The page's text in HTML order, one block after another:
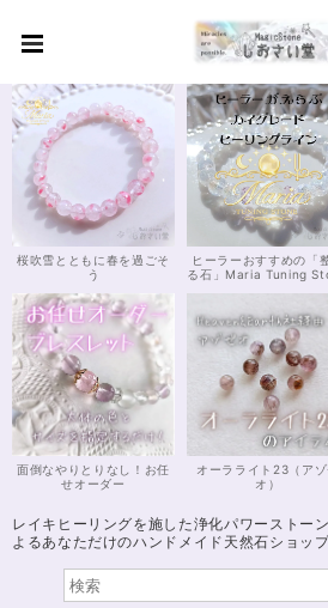
桜吹雪とともに春を過ごそ
う
ヒーラーおすすめの「
る石」Maria Tuning
面倒なやりとりなし！お任
せオーダー
オーラライト23（ア
オ）
レイキヒーリングを施した浄化パワーストー
よるあなただけのハンドメイド天然石ショッ